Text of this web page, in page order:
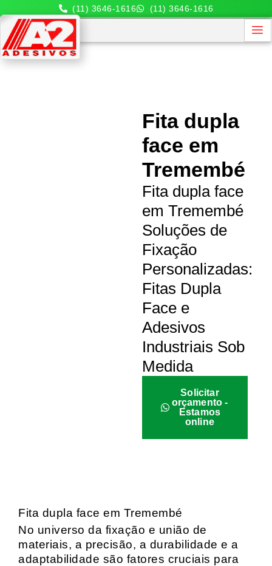
(11) 3646-1616 (11) 3646-1616
Fita dupla
face em
Tremembé
Fita dupla face
em Tremembé
Soluções de
Fixação
Personalizadas:
Fitas Dupla
Face e
Adesivos
Industriais Sob
Medida
Solicitar
orçamento -
Estamos
online
Fita dupla face em Tremembé
No universo da fixação e união de
materiais, a precisão, a durabilidade e a
adaptabilidade são fatores cruciais para